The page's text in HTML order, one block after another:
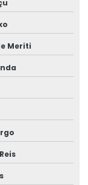
Toneladas
Meriti